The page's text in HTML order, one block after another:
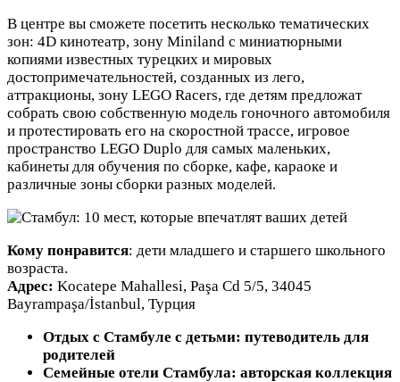
В центре вы сможете посетить несколько тематических
зон: 4D кинотеатр, зону Miniland с миниатюрными
копиями известных турецких и мировых
достопримечательностей, созданных из лего,
аттракционы, зону LEGO Racers, где детям предложат
собрать свою собственную модель гоночного автомобиля
и протестировать его на скоростной трассе, игровое
пространство LEGO Duplo для самых маленьких,
кабинеты для обучения по сборке, кафе, караоке и
различные зоны сборки разных моделей.
Кому понравится: дети младшего и старшего школьного
возраста.
Адрес: Kocatepe Mahallesi, Paşa Cd 5/5, 34045
Bayrampaşa/İstanbul, Турция
Отдых с Стамбуле с детьми: путеводитель для
родителей
Семейные отели Стамбула: авторская коллекция